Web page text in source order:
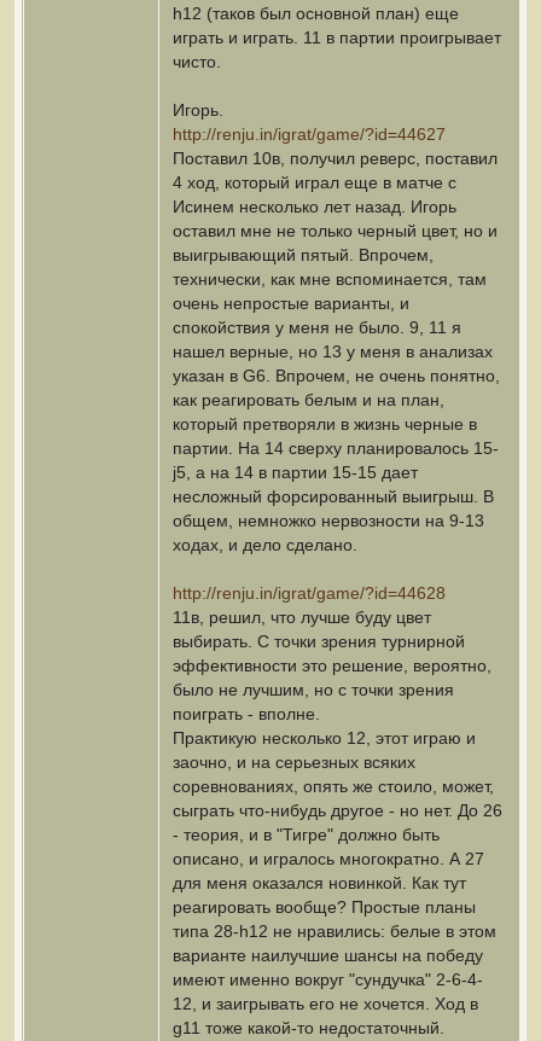
h12 (таков был основной план) еще
играть и играть. 11 в партии проигрывает
чисто.
Игорь.
http://renju.in/igrat/game/?id=44627
Поставил 10в, получил реверс, поставил
4 ход, который играл еще в матче с
Исинем несколько лет назад. Игорь
оставил мне не только черный цвет, но и
выигрывающий пятый. Впрочем,
технически, как мне вспоминается, там
очень непростые варианты, и
спокойствия у меня не было. 9, 11 я
нашел верные, но 13 у меня в анализах
указан в G6. Впрочем, не очень понятно,
как реагировать белым и на план,
который претворяли в жизнь черные в
партии. На 14 сверху планировалось 15-
j5, а на 14 в партии 15-15 дает
несложный форсированный выигрыш. В
общем, немножко нервозности на 9-13
ходах, и дело сделано.
http://renju.in/igrat/game/?id=44628
11в, решил, что лучше буду цвет
выбирать. С точки зрения турнирной
эффективности это решение, вероятно,
было не лучшим, но с точки зрения
поиграть - вполне.
Практикую несколько 12, этот играю и
заочно, и на серьезных всяких
соревнованиях, опять же стоило, может,
сыграть что-нибудь другое - но нет. До 26
- теория, и в "Тигре" должно быть
описано, и игралось многократно. А 27
для меня оказался новинкой. Как тут
реагировать вообще? Простые планы
типа 28-h12 не нравились: белые в этом
варианте наилучшие шансы на победу
имеют именно вокруг "сундучка" 2-6-4-
12, и заигрывать его не хочется. Ход в
g11 тоже какой-то недостаточный.